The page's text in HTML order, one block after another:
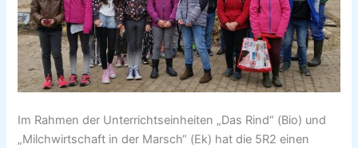
Im Rahmen der Unterrichtseinheiten „Das Rind“ (Bio) und
„Milchwirtschaft in der Marsch“ (Ek) hat die 5R2 einen